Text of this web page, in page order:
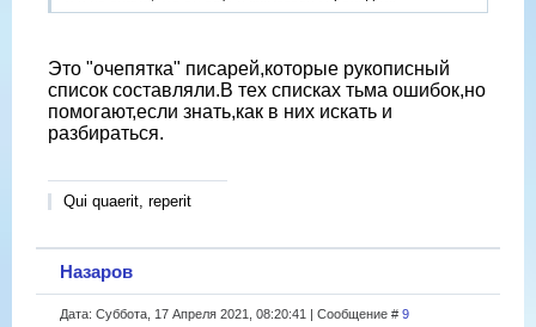
Это "очепятка" писарей,которые рукописный
список составляли.В тех списках тьма ошибок,но
помогают,если знать,как в них искать и
разбираться.
Qui quaerit, reperit
Назаров
Дата: Суббота, 17 Апреля 2021, 08:20:41 | Сообщение # 9